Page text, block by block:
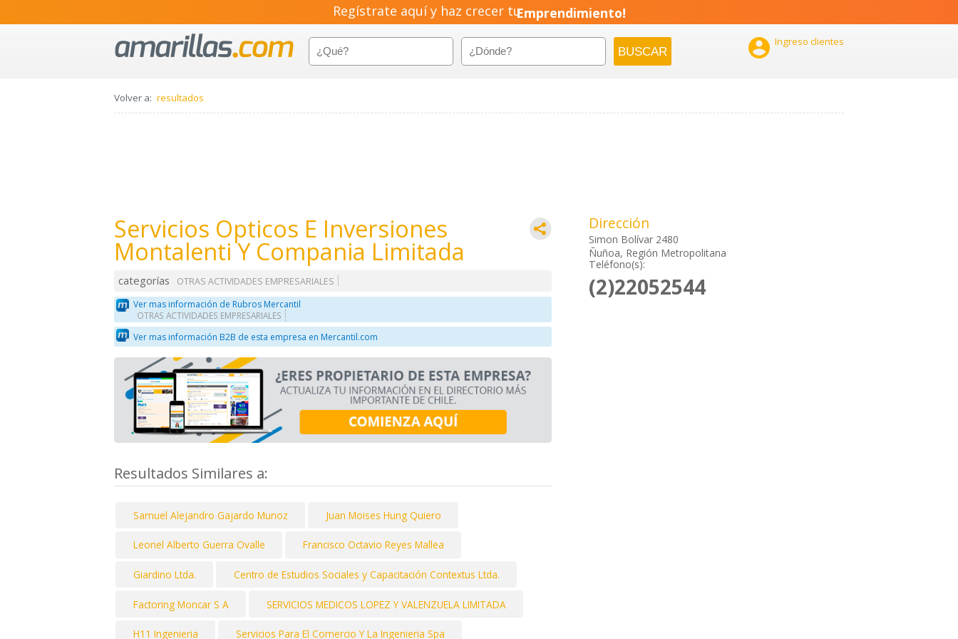
Regístrate aquí y haz crecer tuEmprendimiento!
 Ingreso clientes
Volver a: resultados
Servicios Opticos E Inversiones
Montalenti Y Compania Limitada
categorías
OTRAS ACTIVIDADES EMPRESARIALES
Ver mas información de Rubros Mercantil
OTRAS ACTIVIDADES EMPRESARIALES
Ver mas información B2B de esta empresa en Mercantil.com
Resultados Similares a:
Samuel Alejandro Gajardo Munoz Juan Moises Hung Quiero
Leonel Alberto Guerra Ovalle Francisco Octavio Reyes Mallea
Giardino Ltda. Centro de Estudios Sociales y Capacitación Contextus Ltda.
Factoring Moncar S A SERVICIOS MEDICOS LOPEZ Y VALENZUELA LIMITADA
H11 Ingenieria Servicios Para El Comercio Y La Ingenieria Spa
Dirección
Simon Bolívar 2480
Ñuñoa, Región Metropolitana
Teléfono(s):
(2)22052544